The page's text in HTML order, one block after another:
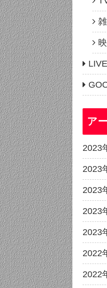
LIVE
ア
2023
2023
2023
2023
2023
2022
2022